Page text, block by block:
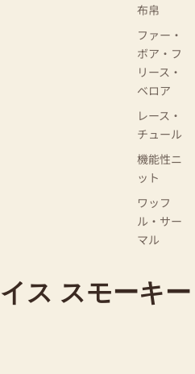
布帛
ファー・
ボア・フ
リース・
ベロア
レース・
チュール
機能性ニ
ット
ワッフ
ル・サー
マル
ス スモーキー